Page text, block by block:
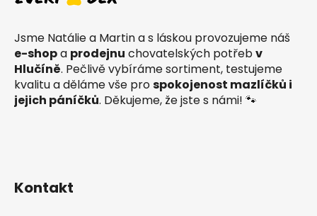
Jsme Natálie a Martin a s láskou provozujeme náš
e-shopa prodejnu chovatelských potřebv
Hlučíně. Pečlivě vybíráme sortiment, testujeme
kvalitu a děláme vše prospokojenost mazlíčků i
jejich páníčků. Děkujeme, že jste s námi! 🐾
Kontakt